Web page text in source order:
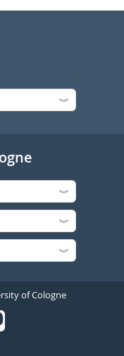
of Cologne